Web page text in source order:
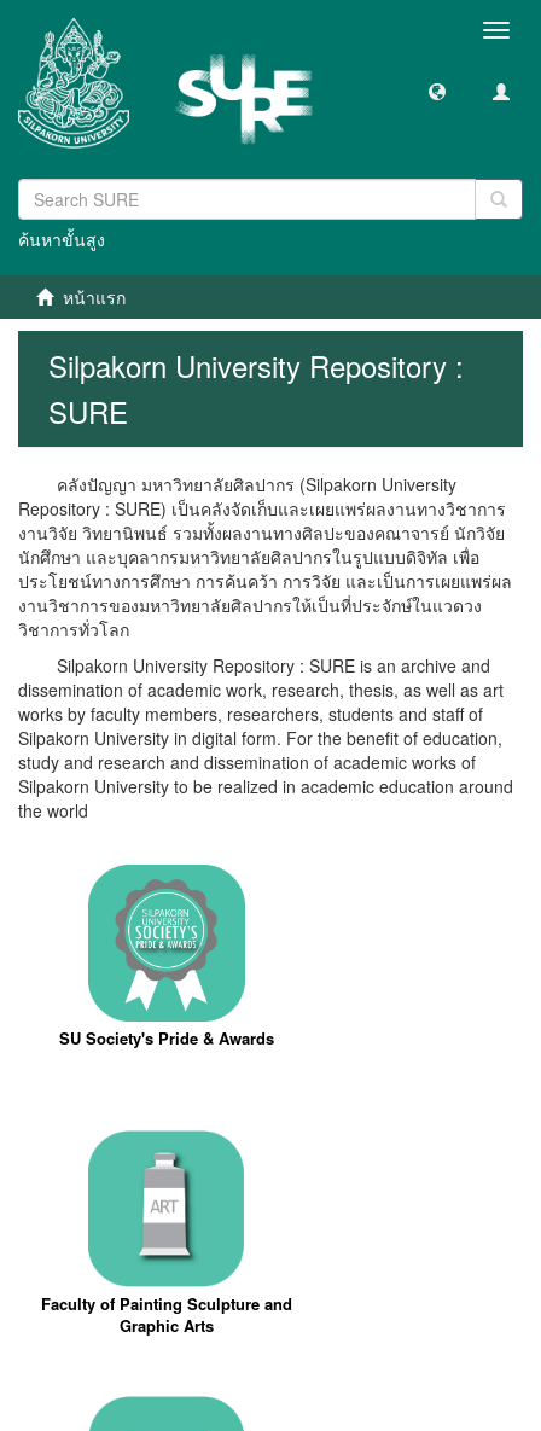
ค้นหาขั้นสูง
หน้าแรก
Silpakorn University Repository :
SURE
คลังปัญญา มหาวิทยาลัยศิลปากร (Silpakorn University
Repository : SURE) เป็นคลังจัดเก็บและเผยแพร่ผลงานทางวิชาการ
งานวิจัย วิทยานิพนธ์ รวมทั้งผลงานทางศิลปะของคณาจารย์ นักวิจัย
นักศึกษา และบุคลากรมหาวิทยาลัยศิลปากรในรูปแบบดิจิทัล เพื่อ
ประโยชน์ทางการศึกษา การค้นคว้า การวิจัย และเป็นการเผยแพร่ผล
งานวิชาการของมหาวิทยาลัยศิลปากรให้เป็นที่ประจักษ์ในแวดวง
วิชาการทั่วโลก
Silpakorn University Repository : SURE is an archive and
dissemination of academic work, research, thesis, as well as art
works by faculty members, researchers, students and staff of
Silpakorn University in digital form. For the benefit of education,
study and research and dissemination of academic works of
Silpakorn University to be realized in academic education around
the world
SU Society's Pride & Awards
Faculty of Painting Sculpture and
Graphic Arts